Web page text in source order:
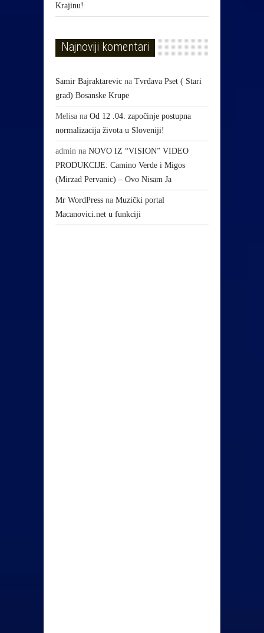
Krajinu!
Najnoviji komentari
Samir Bajraktarevic na Tvrđava Pset ( Stari
grad) Bosanske Krupe
Melisa na Od 12 .04. započinje postupna
normalizacija života u Sloveniji!
admin na NOVO IZ “VISION” VIDEO
PRODUKCIJE: Camino Verde i Migos
(Mirzad Pervanic) – Ovo Nisam Ja
Mr WordPress na Muzički portal
Macanovici.net u funkciji